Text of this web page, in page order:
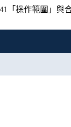
41「操作範圍」與